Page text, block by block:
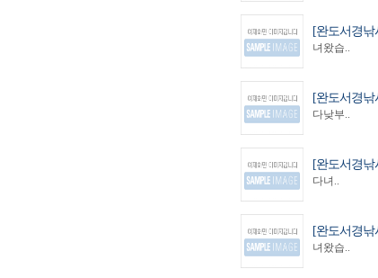
[완도서경
녀왔습..
[완도서경
다낮부..
[완도서경낚
다녀..
[완도서경
녀왔습..